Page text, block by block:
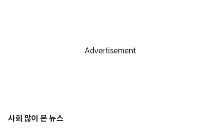
사회 많이 본 뉴스